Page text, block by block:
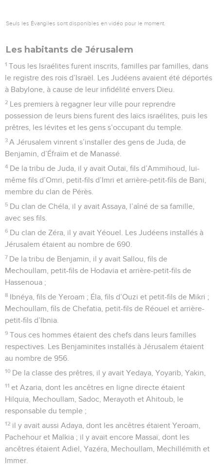
Seuls les Évangiles sont disponibles en vidéo pour le moment.
Les habitants de Jérusalem
1 Tous les Israélites furent inscrits, familles par familles, dans
le registre des rois d’Israël. Les Judéens avaient été déportés
à Babylone, à cause de leur infidélité envers Dieu.
2 Les premiers à regagner leur ville pour reprendre
possession de leurs biens furent des laïcs israélites, puis les
prêtres, les lévites et les gens s’occupant du temple.
3 A Jérusalem vinrent s’installer des gens de Juda, de
Benjamin, d’Éfraïm et de Manassé.
4 De la tribu de Juda, il y avait Outaï, fils d’Ammihoud, lui-
même fils d’Omri, petit-fils d’Imri et arrière-petit-fils de Bani,
membre du clan de Pérès.
5 Du clan de Chéla, il y avait Assaya, l’aîné de sa famille,
avec ses fils.
6 Du clan de Zéra, il y avait Yéouel. Les Judéens installés à
Jérusalem étaient au nombre de 690.
7 De la tribu de Benjamin, il y avait Sallou, fils de
Mechoullam, petit-fils de Hodavia et arrière-petit-fils de
Hassenoua ;
8 Ibnéya, fils de Yeroam ; Éla, fils d’Ouzi et petit-fils de Mikri ;
Mechoullam, fils de Chefatia, petit-fils de Réouel et arrière-
petit-fils d’Ibnia.
9 Tous ces hommes étaient des chefs dans leurs familles
respectives. Les Benjaminites installés à Jérusalem étaient
au nombre de 956.
10 De la classe des prêtres, il y avait Yedaya, Yoyarib, Yakin,
11 et Azaria, dont les ancêtres en ligne directe étaient
Hilquia, Mechoullam, Sadoc, Merayoth et Ahitoub, le
responsable du temple ;
12 il y avait aussi Adaya, dont les ancêtres étaient Yeroam,
Pachehour et Malkia ; il y avait encore Massaï, dont les
ancêtres étaient Adiel, Yazéra, Mechoullam, Mechillémith et
Immer.